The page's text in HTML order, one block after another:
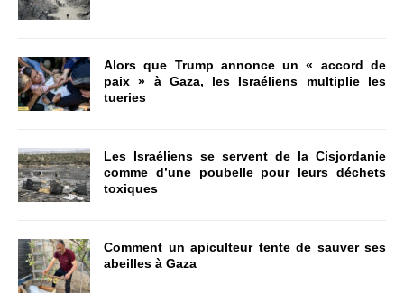
Alors que Trump annonce un « accord de
paix » à Gaza, les Israéliens multiplie les
tueries
Les Israéliens se servent de la Cisjordanie
comme d’une poubelle pour leurs déchets
toxiques
Comment un apiculteur tente de sauver ses
abeilles à Gaza